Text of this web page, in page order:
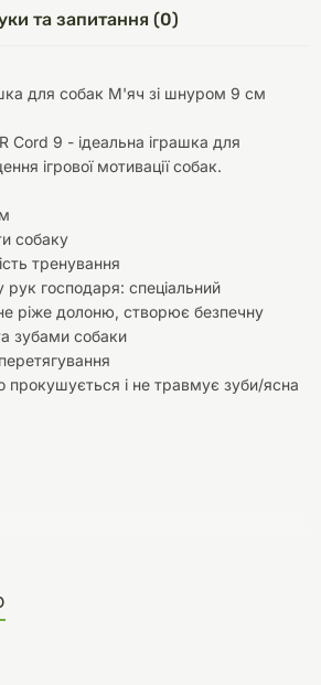
та запитання (0)
для собак М'яч зі шнуром 9 см
Cord 9 - ідеальна іграшка для
ігрової мотивації собак.
собаку
тренування
рук господаря: спеціальний
ріже долоню, створює безпечну
зубами собаки
прокушується і не травмує зуби/ясна